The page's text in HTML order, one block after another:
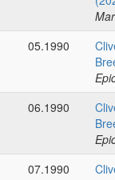
05.1990
06.1990
07.1990